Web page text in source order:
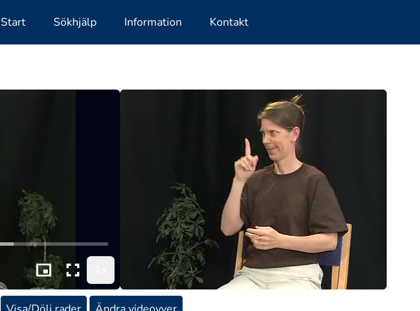
Start Sökhjälp Information Kontakt